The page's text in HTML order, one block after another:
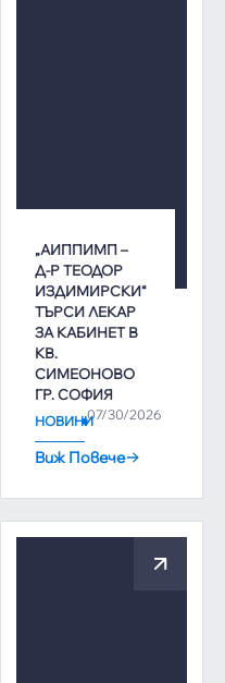
„АИППИМП –
Д-Р ТЕОДОР
ИЗДИМИРСКИ“
ТЪРСИ ЛЕКАР
ЗА КАБИНЕТ В
КВ.
СИМЕОНОВО
ГР. СОФИЯ
07/30/2026
НОВИНИ
Виж Повече